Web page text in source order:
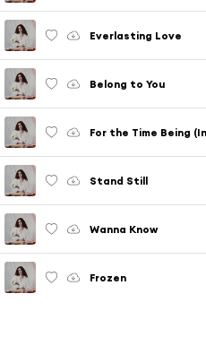
Everlasting Love
Belong to You
For the Time Being
Stand Still
Wanna Know
Frozen